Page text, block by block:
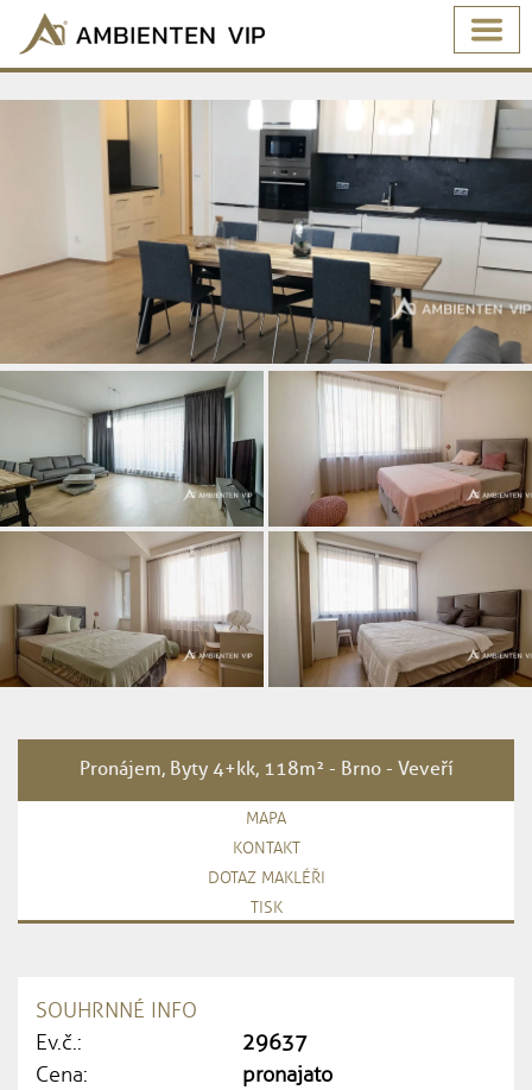
Pronájem, Byty 4+kk, 118m² - Brno - Veveří
MAPA
KONTAKT
DOTAZ MAKLÉŘI
TISK
SOUHRNNÉ INFO
Ev.č.:
29637
Cena:
pronajato